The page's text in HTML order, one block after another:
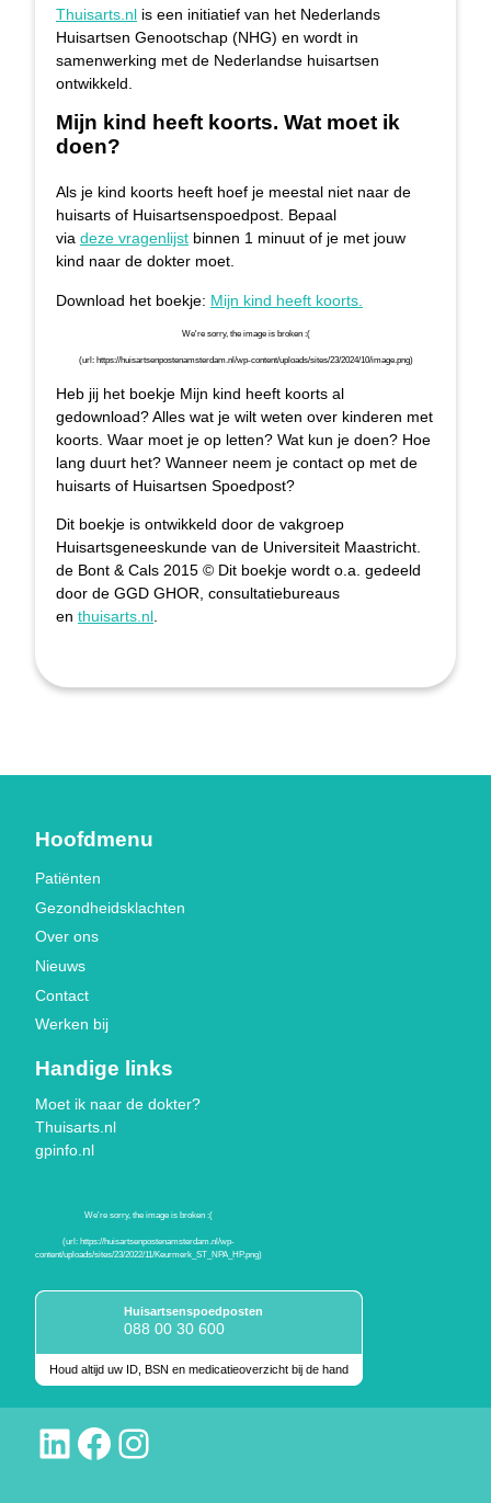
Thuisarts.nl is een initiatief van het Nederlands
Huisartsen Genootschap (NHG) en wordt in
samenwerking met de Nederlandse huisartsen
ontwikkeld.
Mijn kind heeft koorts. Wat moet ik
doen?
Als je kind koorts heeft hoef je meestal niet naar de
huisarts of Huisartsenspoedpost. Bepaal
via deze vragenlijst binnen 1 minuut of je met jouw
kind naar de dokter moet.
Download het boekje: Mijn kind heeft koorts.
Heb jij het boekje Mijn kind heeft koorts al
gedownload? Alles wat je wilt weten over kinderen met
koorts. Waar moet je op letten? Wat kun je doen? Hoe
lang duurt het? Wanneer neem je contact op met de
huisarts of Huisartsen Spoedpost?
Dit boekje is ontwikkeld door de vakgroep
Huisartsgeneeskunde van de Universiteit Maastricht.
de Bont & Cals 2015 © Dit boekje wordt o.a. gedeeld
door de GGD GHOR, consultatiebureaus
en thuisarts.nl.
Hoofdmenu
Patiënten
Gezondheidsklachten
Over ons
Nieuws
Contact
Werken bij
Handige links
Moet ik naar de dokter?
Thuisarts.nl
gpinfo.nl
Huisartsenspoedposten
088 00 30 600
Houd altijd uw ID, BSN en medicatieoverzicht bij de hand
LinkedIn
Facebook
Instagram